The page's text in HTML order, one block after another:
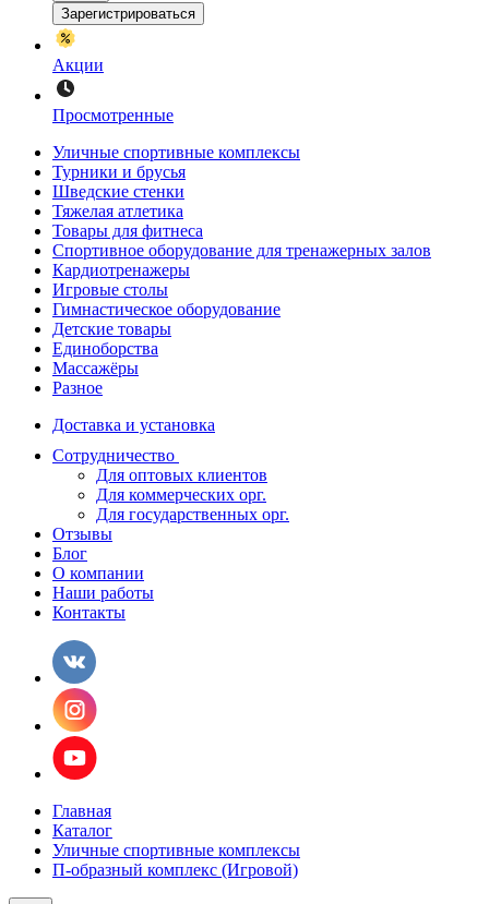
Зарегистрироваться
Акции
Просмотренные
Уличные спортивные комплексы
Турники и брусья
Шведские стенки
Тяжелая атлетика
Товары для фитнеса
Спортивное оборудование для тренажерных залов
Кардиотренажеры
Игровые столы
Гимнастическое оборудование
Детские товары
Единоборства
Массажёры
Разное
Доставка и установка
Сотрудничество
Для оптовых клиентов
Для коммерческих орг.
Для государственных орг.
Отзывы
Блог
О компании
Наши работы
Контакты
Главная
Каталог
Уличные спортивные комплексы
П-образный комплекс (Игровой)